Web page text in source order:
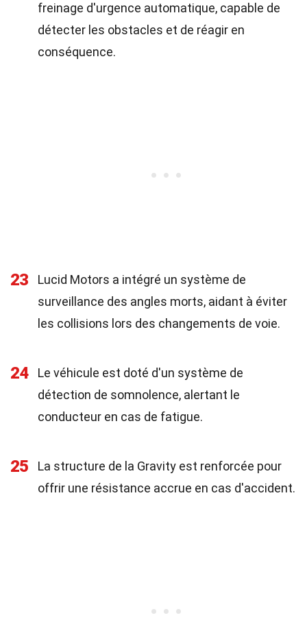
freinage d'urgence automatique, capable de
détecter les obstacles et de réagir en
conséquence.
23
Lucid Motors a intégré un système de
surveillance des angles morts, aidant à éviter
les collisions lors des changements de voie.
24
Le véhicule est doté d'un système de
détection de somnolence, alertant le
conducteur en cas de fatigue.
25
La structure de la Gravity est renforcée pour
offrir une résistance accrue en cas d'accident.